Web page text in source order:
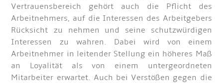
Vertrauensbereich gehört auch die Pflicht des
Arbeitnehmers, auf die Interessen des Arbeitgebers
Rücksicht zu nehmen und seine schutzwürdigen
Interessen zu wahren. Dabei wird von einem
Arbeitnehmer in leitender Stellung ein höheres Maß
an Loyalität als von einem untergeordneten
Mitarbeiter erwartet. Auch bei Verstößen gegen die